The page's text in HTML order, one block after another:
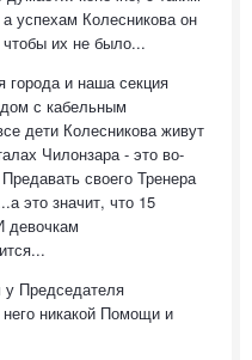
успехам Колесникова он
их не было...
города и наша секция
с кабельным
дети Колесникова живут
Чилонзара - это во-
своего Тренера
это значит, что 15
девочкам
Председателя
никакой Помощи и